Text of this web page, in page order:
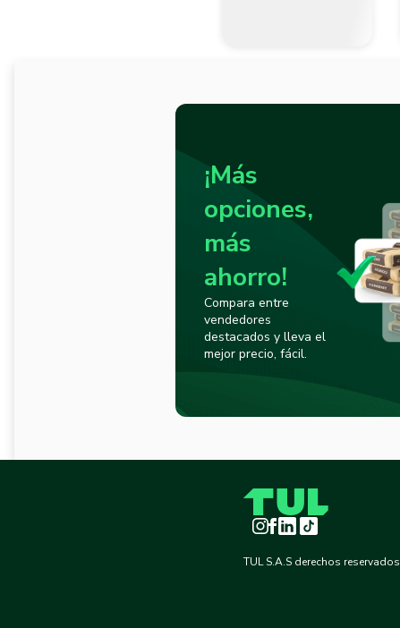
¡Más
opciones,
más
ahorro!
Compara entre
vendedores
destacados y lleva el
mejor precio, fácil.
Instagram
Facebook
LinkedInTikTok
TUL S.A.S derechos reservados